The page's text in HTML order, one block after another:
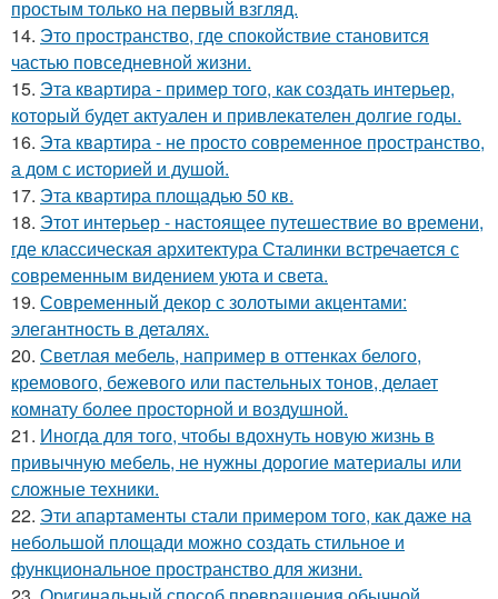
простым только на первый взгляд.
14. Это пространство, где спокойствие становится
частью повседневной жизни.
15. Эта квартира - пример того, как создать интерьер,
который будет актуален и привлекателен долгие годы.
16. Эта квартира - не просто современное пространство,
а дом с историей и душой.
17. Эта квартира площадью 50 кв.
18. Этот интерьер - настоящее путешествие во времени,
где классическая архитектура Сталинки встречается с
современным видением уюта и света.
19. Современный декор с золотыми акцентами:
элегантность в деталях.
20. Светлая мебель, например в оттенках белого,
кремового, бежевого или пастельных тонов, делает
комнату более просторной и воздушной.
21. Иногда для того, чтобы вдохнуть новую жизнь в
привычную мебель, не нужны дорогие материалы или
сложные техники.
22. Эти апартаменты стали примером того, как даже на
небольшой площади можно создать стильное и
функциональное пространство для жизни.